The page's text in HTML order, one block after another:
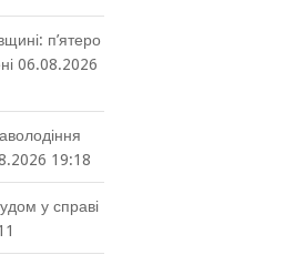
п’ятеро
06.08.2026
19:18
у справі